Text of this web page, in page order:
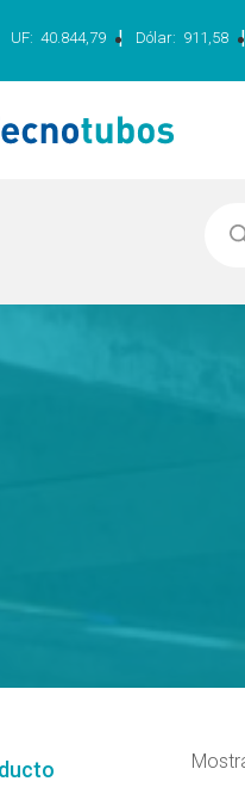
UF: 40.844,79 | Dólar: 911,58 |